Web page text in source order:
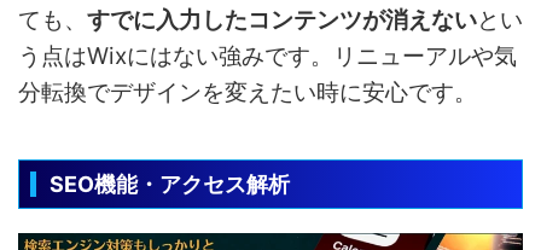
ても、 すでに入力したコンテンツが消えないとい
う点はWixにはない強みです。リニューアルや気
分転換でデザインを変えたい時に安心です。
SEO機能・アクセス解析